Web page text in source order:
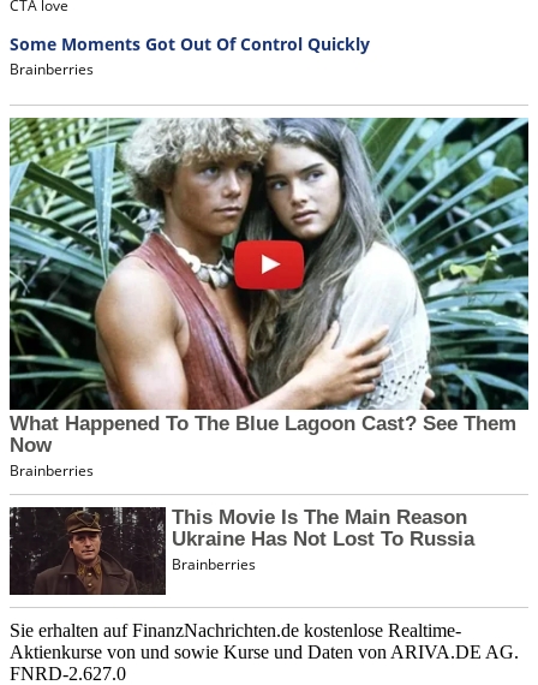
Sie erhalten auf FinanzNachrichten.de kostenlose Realtime-
Aktienkurse von und sowie Kurse und Daten von ARIVA.DE AG.
FNRD-2.627.0